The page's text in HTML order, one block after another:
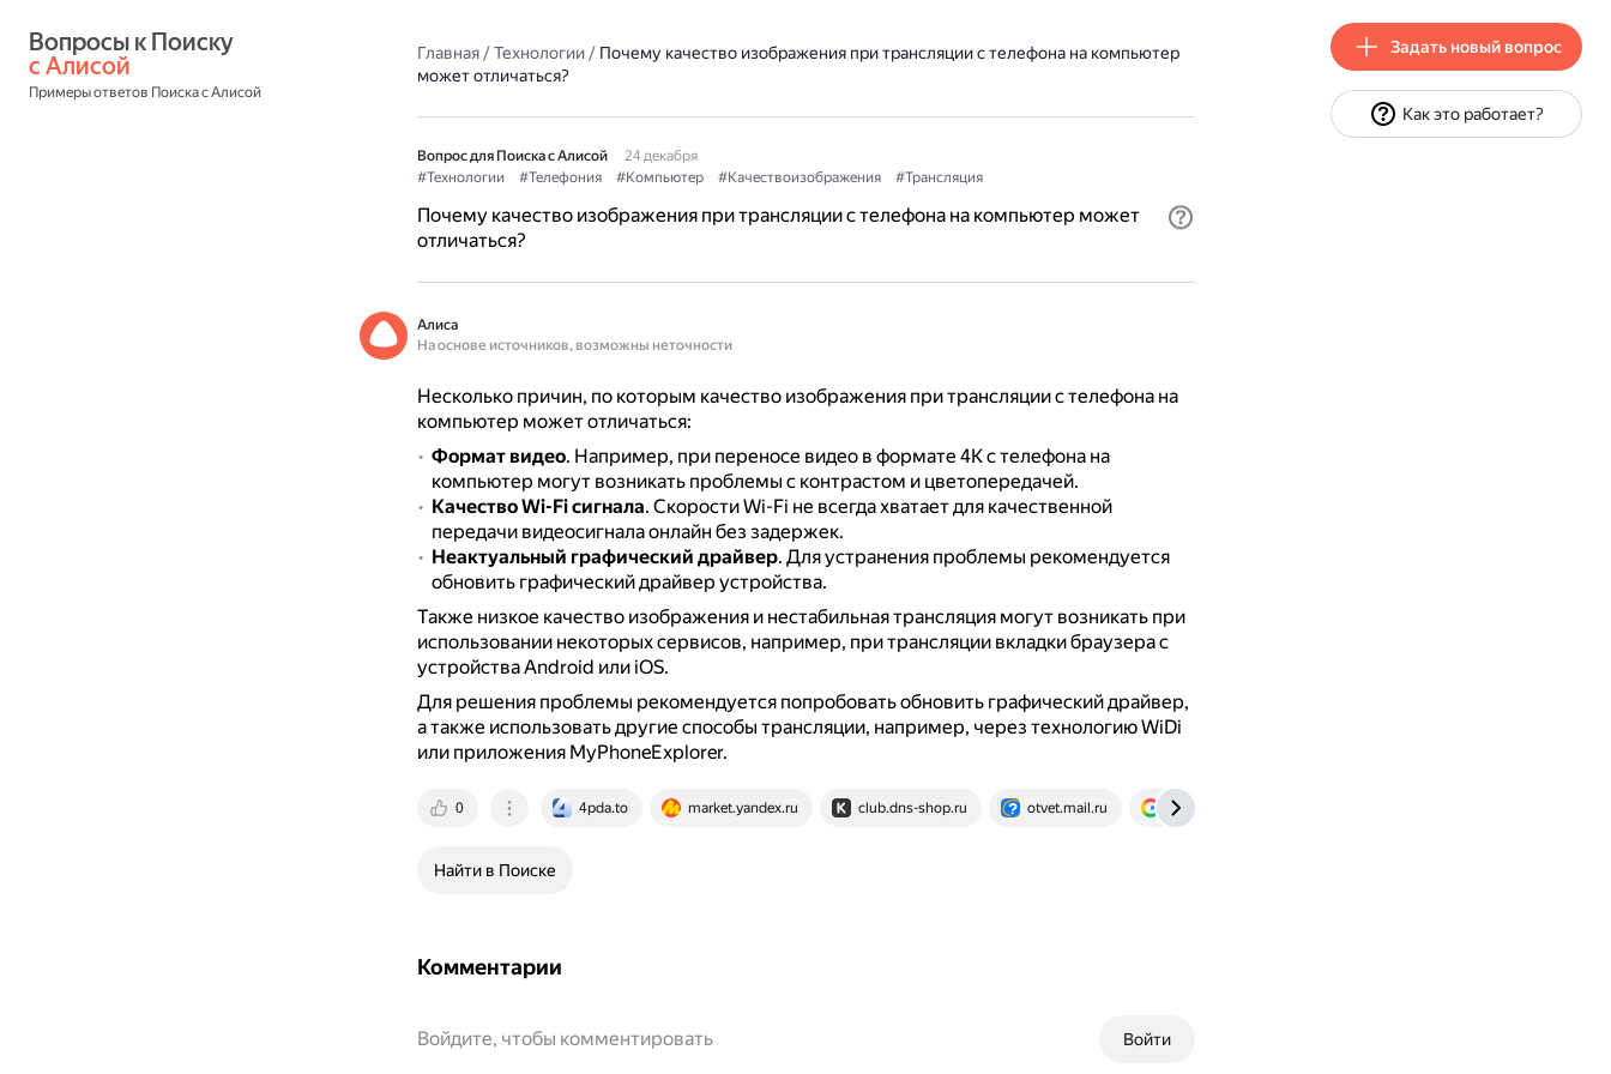
с Алисой
Примеры ответов Поиска с Алисой
Главная/Технологии/ Почему качество изображения при трансляции с телефона на компьютер
может отличаться?
Вопрос для Поиска с Алисой
24 декабря
#Технологии
#Телефония #Компьютер #Качествоизображения #Трансляция
Почему качество изображения при трансляции с телефона на компьютер может
отличаться?
Алиса
На основе источников, возможны неточности
Несколько причин, по которым качество изображения при трансляции с телефона на
компьютер может отличаться:
Формат видео. Например, при переносе видео в формате 4К с телефона на
компьютер могут возникать проблемы с контрастом и цветопередачей.
Качество Wi-Fi сигнала. Скорости Wi-Fi не всегда хватает для качественной
передачи видеосигнала онлайн без задержек.
Неактуальный графический драйвер. Для устранения проблемы рекомендуется
обновить графический драйвер устройства.
Также низкое качество изображения и нестабильная трансляция могут возникать при
использовании некоторых сервисов, например, при трансляции вкладки браузера с
устройства Android или iOS.
Для решения проблемы рекомендуется попробовать обновить графический драйвер,
а также использовать другие способы трансляции, например, через технологию WiDi
или приложения MyPhoneExplorer.
0 4pda.to market.yandex.ru club.dns-shop.ru otvet.mail.ru support.google.com
Найти в Поиске
Комментарии
Войти
Войдите, чтобы комментировать
Задать новый вопрос
Как это работает?